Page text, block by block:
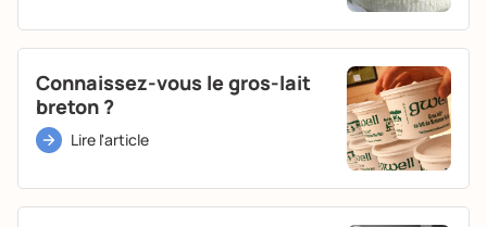
Connaissez-vous le gros-lait
breton ?
Lire l'article